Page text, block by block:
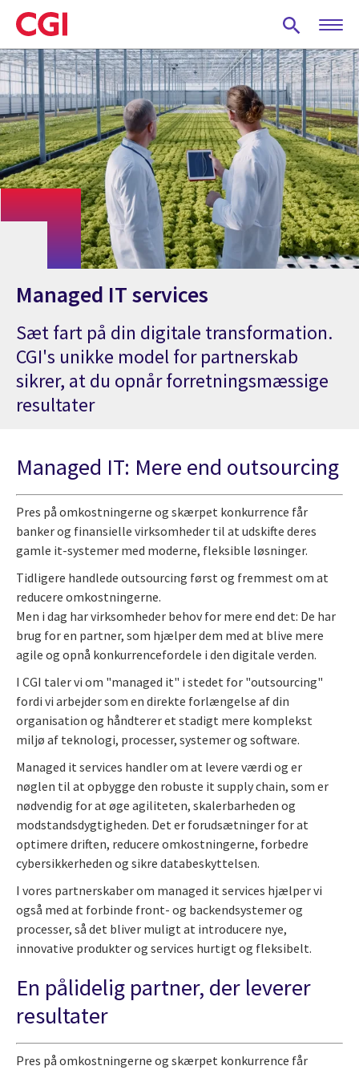
Skip
to
main
content
Managed IT services
Sæt fart på din digitale transformation.
CGI's unikke model for partnerskab
sikrer, at du opnår forretningsmæssige
resultater
Managed IT: Mere end outsourcing
Pres på omkostningerne og skærpet konkurrence får
banker og finansielle virksomheder til at udskifte deres
gamle it-systemer med moderne, fleksible løsninger.
Tidligere handlede outsourcing først og fremmest om at
reducere omkostningerne.
Men i dag har virksomheder behov for mere end det: De har
brug for en partner, som hjælper dem med at blive mere
agile og opnå konkurrencefordele i den digitale verden.
I CGI taler vi om "managed it" i stedet for "outsourcing"
fordi vi arbejder som en direkte forlængelse af din
organisation og håndterer et stadigt mere komplekst
miljø af teknologi, processer, systemer og software.
Managed it services handler om at levere værdi og er
nøglen til at opbygge den robuste it supply chain, som er
nødvendig for at øge agiliteten, skalerbarheden og
modstandsdygtigheden. Det er forudsætninger for at
optimere driften, reducere omkostningerne, forbedre
cybersikkerheden og sikre databeskyttelsen.
I vores partnerskaber om managed it services hjælper vi
også med at forbinde front- og backendsystemer og
processer, så det bliver muligt at introducere nye,
innovative produkter og services hurtigt og fleksibelt.
En pålidelig partner, der leverer
resultater
Pres på omkostningerne og skærpet konkurrence får